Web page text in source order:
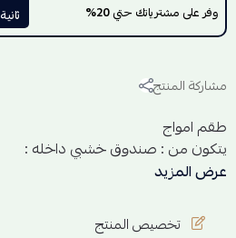
وفر على مشترياتك حتي20%
ثانية
مشاركة المنتج
طقم امواج
يتكون من : صندوق خشبي داخله :
كبك قلامور
عرض المزيد
تخصيص المنتج